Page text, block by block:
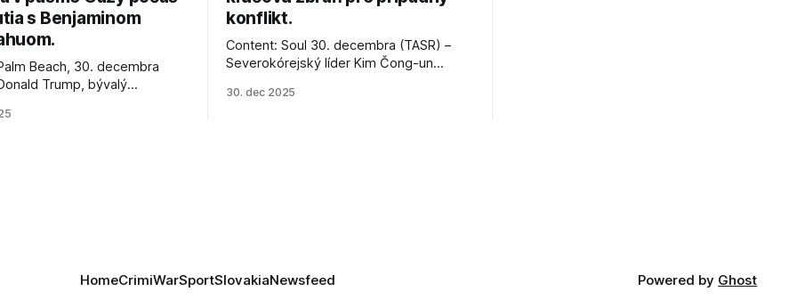
s Benjaminom
Beach, 30. decembra
Trump, bývalý
odzbrojenie palestínskeho
konflikt.
Content: Soul 30. decembra (TASR) –
Severokórejský líder Kim Čong-un
najnovšie salvové raketomety a nešetril
30. dec 2025
HomeCrimiWarSportSlovakiaNewsfeed Powered by Ghost